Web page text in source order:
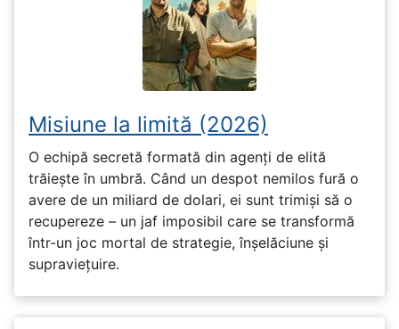
Misiune la limită (2026)
O echipă secretă formată din agenți de elită
trăiește în umbră. Când un despot nemilos fură o
avere de un miliard de dolari, ei sunt trimiși să o
recupereze – un jaf imposibil care se transformă
într-un joc mortal de strategie, înșelăciune și
supraviețuire.